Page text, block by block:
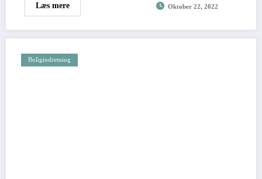
Læs mere Oktober 22, 2022
Boligindretning